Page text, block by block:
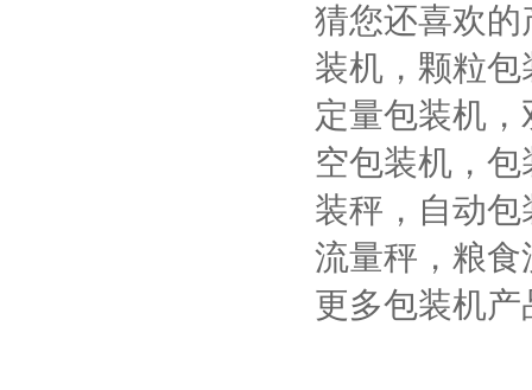
猜您还喜欢
装机，颗粒
定量包装机
空包装机，
装秤，自动
流量秤，粮食
更多包装机产